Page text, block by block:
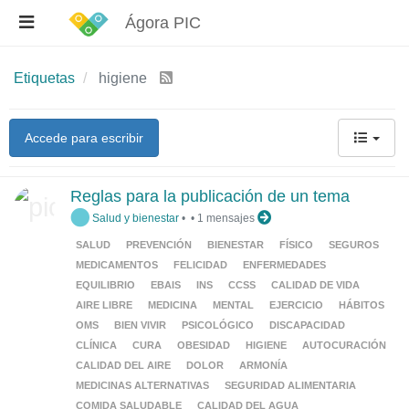
Ágora PIC
Etiquetas higiene
Accede para escribir
Reglas para la publicación de un tema
Salud y bienestar •
SALUD PREVENCIÓN BIENESTAR FÍSICO
SEGUROS
MEDICAMENTOS
FELICIDAD
ENFERMEDADES
EQUILIBRIO
EBAIS INS CCSS
CALIDAD DE VIDA
AIRE LIBRE
MEDICINA MENTAL EJERCICIO
HÁBITOS
OMS
BIEN VIVIR PSICOLÓGICO
DISCAPACIDAD
CLÍNICA
CURA OBESIDAD HIGIENE
AUTOCURACIÓN
CALIDAD DEL AIRE
DOLOR
ARMONÍA
MEDICINAS ALTERNATIVAS
SEGURIDAD ALIMENTARIA
COMIDA SALUDABLE
CALIDAD DEL AGUA
• 1 mensajes